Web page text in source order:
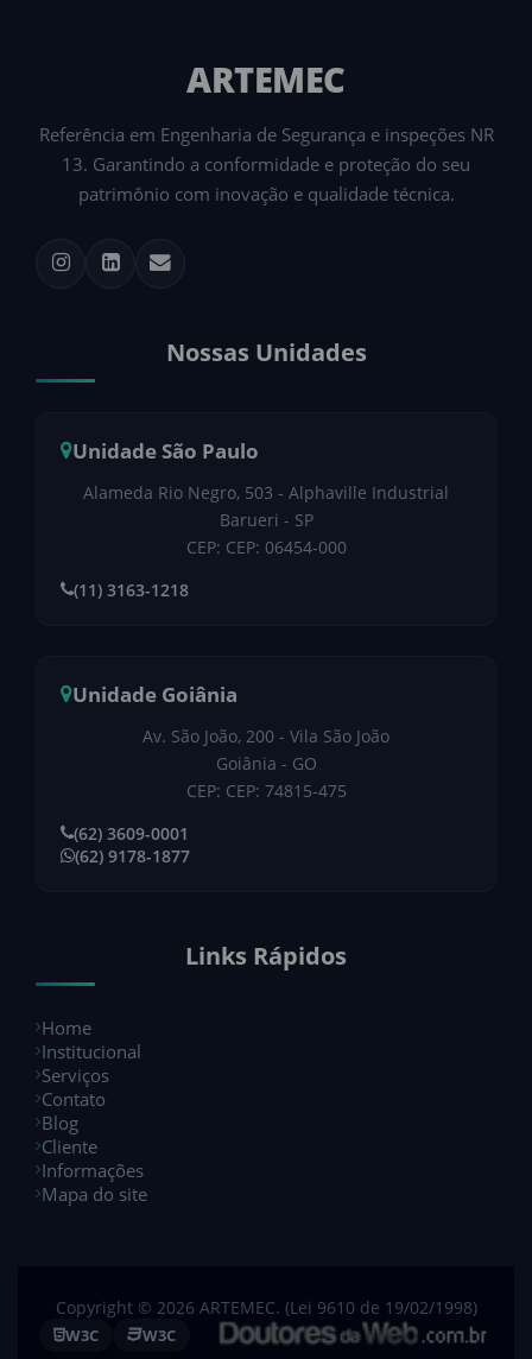
ARTEMEC
Referência em Engenharia de Segurança e inspeções NR
13. Garantindo a conformidade e proteção do seu
patrimônio com inovação e qualidade técnica.
Nossas Unidades
Unidade São Paulo
Alameda Rio Negro, 503 - Alphaville Industrial
Barueri - SP
CEP: CEP: 06454-000
(11) 3163-1218
Unidade Goiânia
Av. São João, 200 - Vila São João
Goiânia - GO
CEP: CEP: 74815-475
(62) 3609-0001
(62) 9178-1877
Links Rápidos
Home
Institucional
Serviços
Contato
Blog
Cliente
Informações
Mapa do site
Copyright © 2026 ARTEMEC. (Lei 9610 de 19/02/1998)
W3C W3C